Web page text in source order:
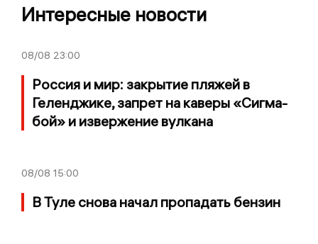
Интересные новости
08/08 23:00
Россия и мир: закрытие пляжей в
Геленджике, запрет на каверы «Сигма-
бой» и извержение вулкана
08/08 15:00
В Туле снова начал пропадать бензин